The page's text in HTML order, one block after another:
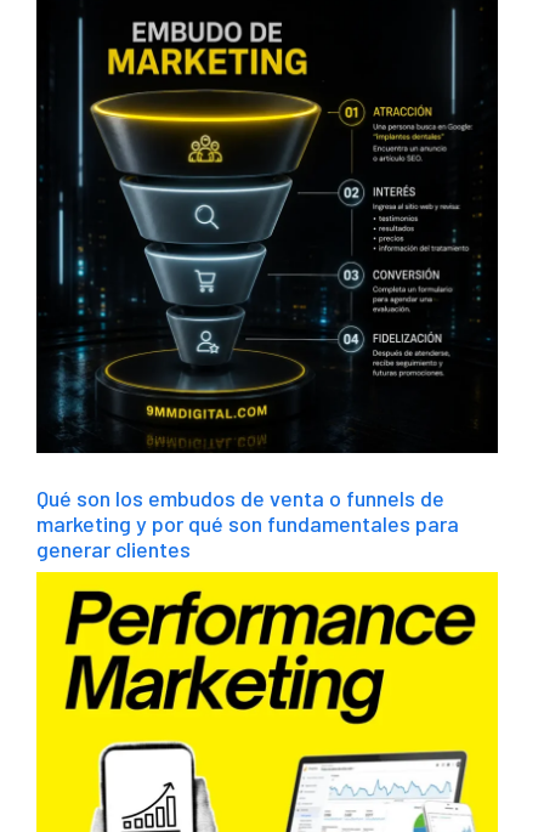
Qué son los embudos de venta o funnels de
marketing y por qué son fundamentales para
generar clientes